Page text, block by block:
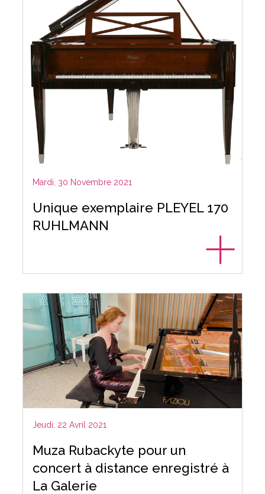
Mardi, 30 Novembre 2021
Unique exemplaire PLEYEL 170
RUHLMANN
Jeudi, 22 Avril 2021
Muza Rubackyte pour un
concert à distance enregistré à
La Galerie